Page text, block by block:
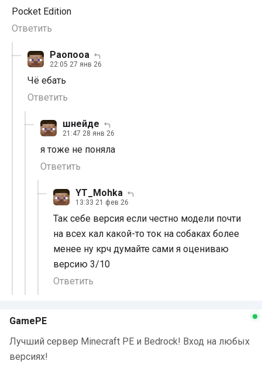
Pocket Edition
Ответить
Раопооа
22:05 27 янв 26
Чё ебать
Ответить
шнейде
21:47 28 янв 26
я тоже не поняла
Ответить
YT_Mohka
13:33 21 фев 26
Так себе версия если честно модели почти
на всех кал какой-то ток на собаках более
менее ну крч думайте сами я оцениваю
версию 3/10
Ответить
GamePE
Лучший сервер Minecraft PE и Bedrock! Вход на любых
версиях!